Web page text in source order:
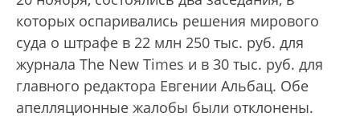
которых оспаривались решения мирового
суда о штрафе в 22 млн 250 тыс. руб. для
журнала The New Times и в 30 тыс. руб. для
главного редактора Евгении Альбац. Обе
апелляционные жалобы были отклонены.